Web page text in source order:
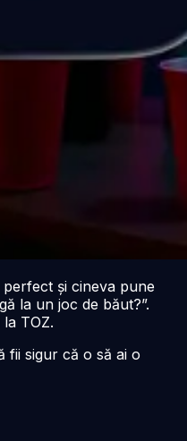
și cineva pune
la un joc de băut?”.
TOZ.
fii sigur că o să ai o